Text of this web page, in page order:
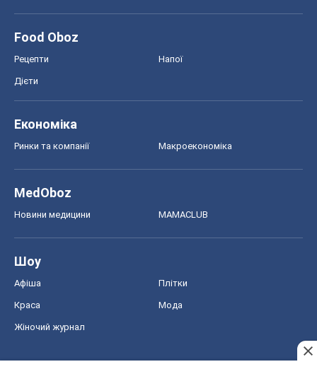
Food Oboz
Рецепти Напої
Дієти
Економіка
Ринки та компанії Макроекономіка
MedOboz
Новини медицини MAMACLUB
Шоу
Афіша Плітки
Краса Мода
Жіночий журнал